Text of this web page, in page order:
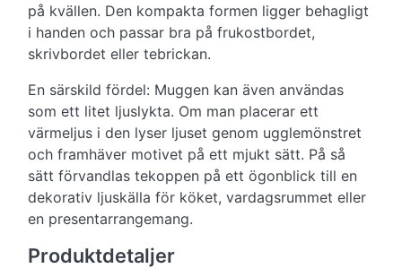
på kvällen. Den kompakta formen ligger behagligt
i handen och passar bra på frukostbordet,
skrivbordet eller tebrickan.
En särskild fördel: Muggen kan även användas
som ett litet ljuslykta. Om man placerar ett
värmeljus i den lyser ljuset genom ugglemönstret
och framhäver motivet på ett mjukt sätt. På så
sätt förvandlas tekoppen på ett ögonblick till en
dekorativ ljuskälla för köket, vardagsrummet eller
en presentarrangemang.
Produktdetaljer